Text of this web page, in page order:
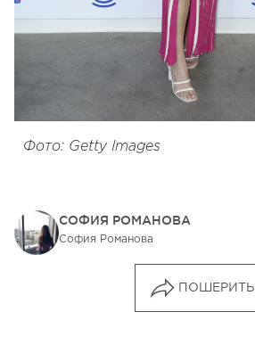
Фото: Getty Images
СОФИЯ РОМАНОВА
София Романова
ПОШЕРИТЬ